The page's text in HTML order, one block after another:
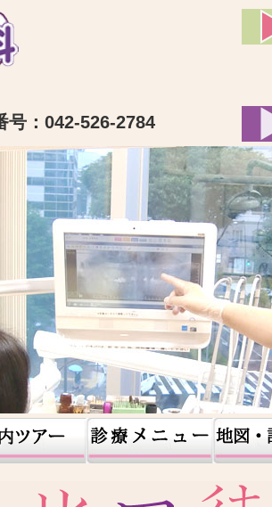
：042-526-2784